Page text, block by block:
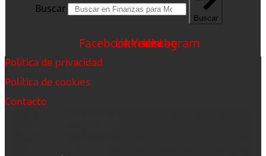
Buscar
Buscar
FacebookLinkedin
Youtube
Instagram
Política de privacidad
Política de cookies
Contacto